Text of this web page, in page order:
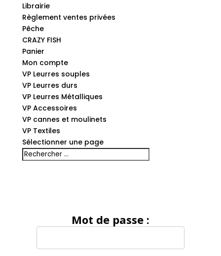
Librairie
Règlement ventes privées
Pêche
CRAZY FISH
Panier
Mon compte
VP Leurres souples
VP Leurres durs
VP Leurres Métalliques
VP Accessoires
VP cannes et moulinets
VP Textiles
Sélectionner une page
Mot de passe :